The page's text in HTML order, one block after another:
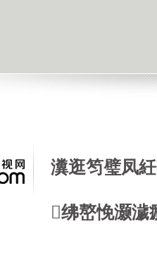
瀵逛笉璧凤
绋嶅悗灏